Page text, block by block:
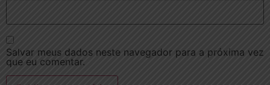
Salvar meus dados neste navegador para a próxima vez
que eu comentar.